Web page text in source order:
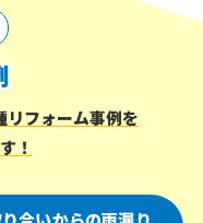
リフォーム事例を
！